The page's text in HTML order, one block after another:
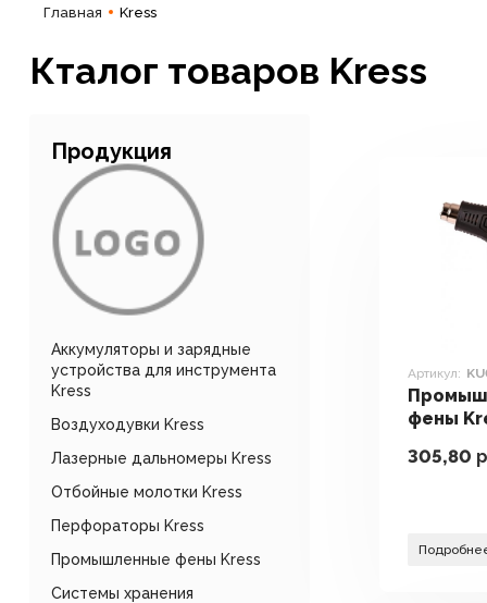
Главная Kress
Кталог товаров Kress
Продукция
Аккумуляторы и зарядные
устройства для инструмента
Kress
Воздуходувки Kress
Лазерные дальномеры Kress
Отбойные молотки Kress
Перфораторы Kress
Промышленные фены Kress
Системы хранения
Артикул:
фены
305,80